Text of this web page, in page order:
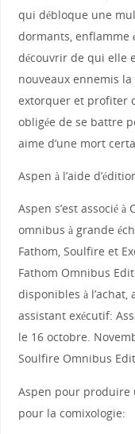
qui débloque une
dormants, enflamme
découvrir de qui elle
nouveaux ennemis
extorquer et profiter
obligée de se battre
aime d’une mort
Aspen à l’aide
Aspen s’est associé
omnibus à grande
Fathom, Soulfire et
Fathom Omnibus
disponibles à l’achat,
assistant exécutif:
le 16 octobre.
Soulfire Omnibus
Aspen pour produire
pour la comixologie: